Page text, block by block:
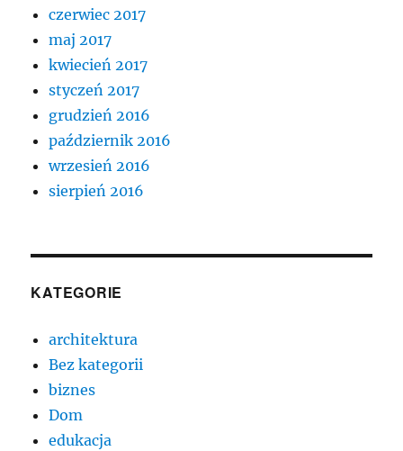
czerwiec 2017
maj 2017
kwiecień 2017
styczeń 2017
grudzień 2016
październik 2016
wrzesień 2016
sierpień 2016
KATEGORIE
architektura
Bez kategorii
biznes
Dom
edukacja